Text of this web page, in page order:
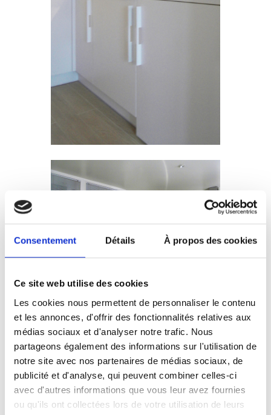
Consentement Détails À propos des cookies
Ce site web utilise des cookies
Les cookies nous permettent de personnaliser le contenu
et les annonces, d'offrir des fonctionnalités relatives aux
médias sociaux et d'analyser notre trafic. Nous
partageons également des informations sur l'utilisation de
notre site avec nos partenaires de médias sociaux, de
publicité et d'analyse, qui peuvent combiner celles-ci
avec d'autres informations que vous leur avez fournies
ou qu'ils ont collectées lors de votre utilisation de leurs